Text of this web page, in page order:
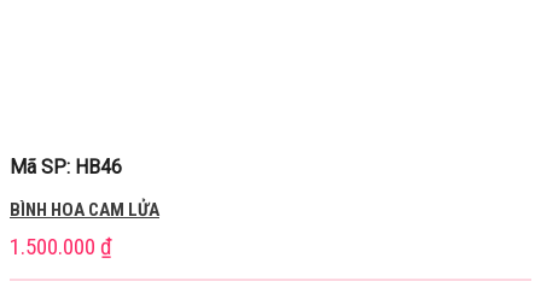
Mã SP: HB46
BÌNH HOA CAM LỬA
1.500.000 ₫